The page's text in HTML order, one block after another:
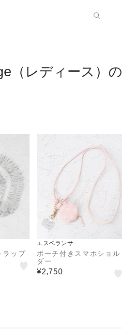
（レディース）
ラップ
エスペランサ
ポーチ付きスマホショル
ダー
¥2,750